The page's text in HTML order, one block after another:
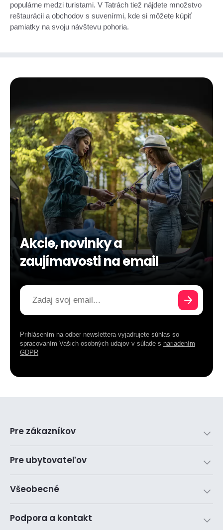
populárne medzi turistami. V Tatrách tiež nájdete množstvo
reštaurácii a obchodov s suvenírmi, kde si môžete kúpiť
pamiatky na svoju návštevu pohoria.
Akcie, novinky a
zaujímavosti na email
Prihlásením na odber newslettera vyjadrujete súhlas so
spracovaním Vašich osobných udajov v súlade s nariadením
GDPR
Pre zákazníkov
Pre ubytovateľov
Všeobecné
Podpora a kontakt